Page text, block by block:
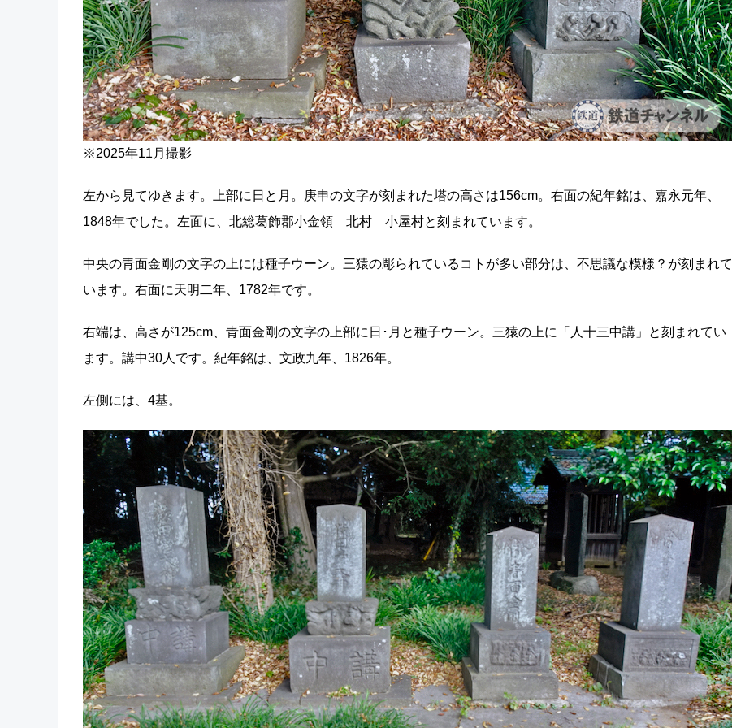
※2025年11月撮影
左から見てゆきます。上部に日と月。庚申の文字が刻まれた塔の高さは156cm。右面の紀年銘は、嘉永元年、
1848年でした。左面に、北総葛飾郡小金領 北村 小屋村と刻まれています。
中央の青面金剛の文字の上には種子ウーン。三猿の彫られているコトが多い部分は、不思議な模様？が刻まれて
います。右面に天明二年、1782年です。
右端は、高さが125cm、青面金剛の文字の上部に日･月と種子ウーン。三猿の上に「人十三中講」と刻まれてい
ます。講中30人です。紀年銘は、文政九年、1826年。
左側には、4基。